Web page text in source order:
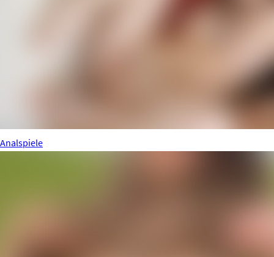
Analspiele